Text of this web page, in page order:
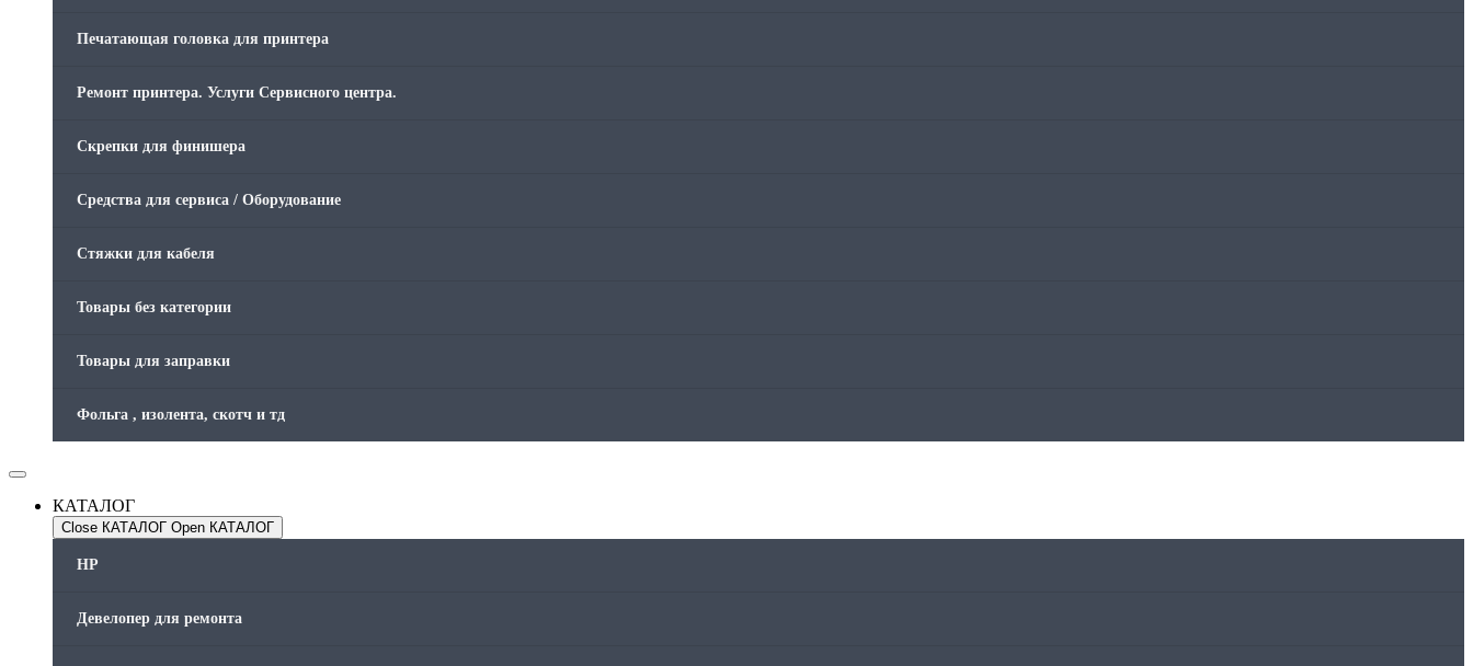
Печатающая головка для принтера
Ремонт принтера. Услуги Сервисного центра.
Скрепки для финишера
Средства для сервиса / Оборудование
Стяжки для кабеля
Товары без категории
Товары для заправки
Фольга , изолента, скотч и тд
КАТАЛОГ
Close КАТАЛОГ Open КАТАЛОГ
HP
Девелопер для ремонта